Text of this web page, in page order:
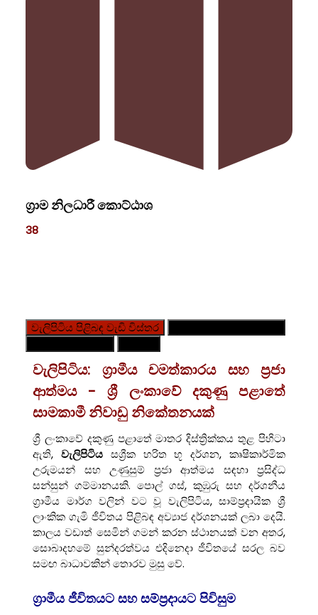
ග්‍රාම නිලධාරී කොට්ඨාශ
38
වැලිපිටිය පිළිබඳ වැඩි විස්තර
වැලිපිටිය: ග්‍රාමීය චමත්කාරය සහ ප්‍රජා
ආත්මය - ශ්‍රී ලංකාවේ දකුණු පළාතේ
සාමකාමී නිවාඩු නිකේතනයක්
ශ්‍රී ලංකාවේ දකුණු පළාතේ මාතර දිස්ත්‍රික්කය තුළ පිහිටා
ඇති, වැලිපිටියසශ්‍රීක හරිත භූ දර්ශන, කෘෂිකාර්මික
උරුමයන් සහ උණුසුම් ප්‍රජා ආත්මය සඳහා ප්‍රසිද්ධ
සන්සුන් ගම්මානයකි. පොල් ගස්, කුඹුරු සහ දර්ශනීය
ග්‍රාමීය මාර්ග වලින් වට වූ වැලිපිටිය, සාම්ප්‍රදායික ශ්‍රී
ලාංකික ගැමි ජීවිතය පිළිබඳ අව්‍යාජ දර්ශනයක් ලබා දෙයි.
කාලය වඩාත් සෙමින් ගමන් කරන ස්ථානයක් වන අතර,
සොබාදහමේ සුන්දරත්වය එදිනෙදා ජීවිතයේ සරල බව
සමඟ බාධාවකින් තොරව මුසු වේ.
ග්‍රාමීය ජීවිතයට සහ සම්ප්‍රදායට පිවිසුම